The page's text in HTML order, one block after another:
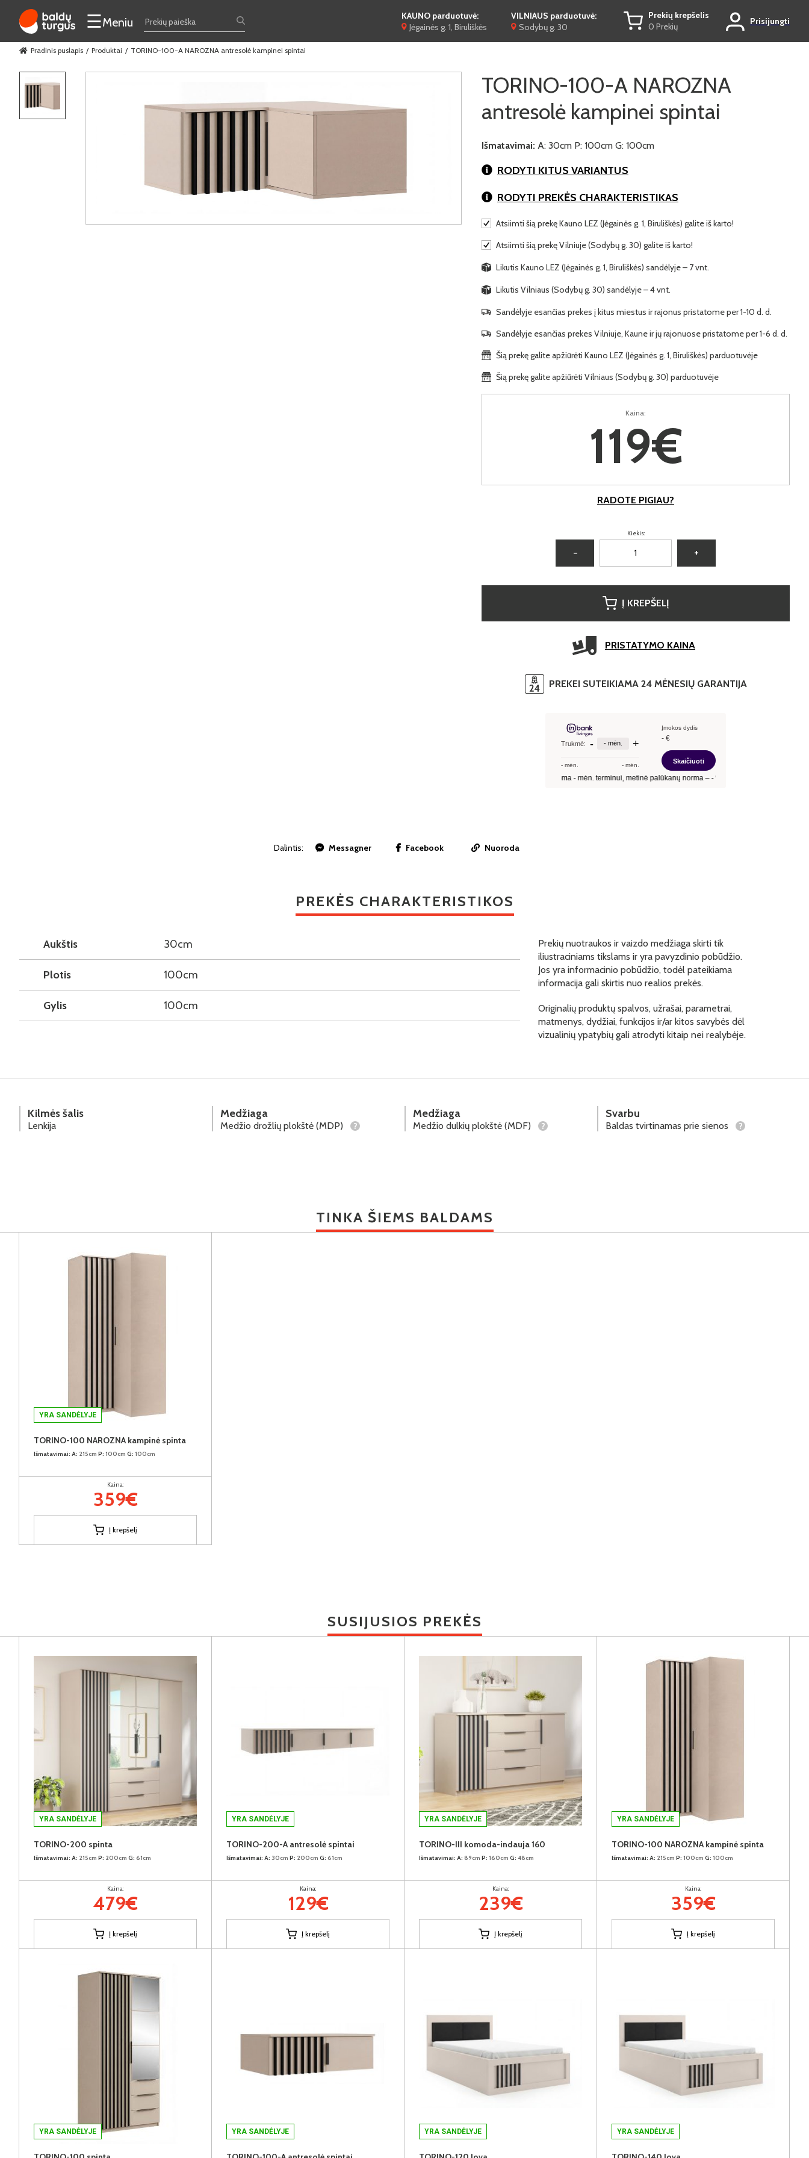
☰Meniu
KAUNO parduotuvė:
Jėgainės g. 1, Biruliškės
VILNIAUS parduotuvė:
Sodybų g. 30
Prekių krepšelis
0 Prekių
Prisijungti
Pradinis puslapis Produktai TORINO-100-A NAROZNA antresolė kampinei spintai
TORINO-100-A NAROZNA
antresolė kampinei spintai
Išmatavimai: A: 30cm P: 100cm G: 100cm
RODYTI KITUS VARIANTUS
RODYTI PREKĖS CHARAKTERISTIKAS
Atsiimti šią prekę Kauno LEZ (Jėgainės g. 1, Biruliškės) galite iš karto!
Atsiimti šią prekę Vilniuje (Sodybų g. 30) galite iš karto!
Likutis Kauno LEZ (Jėgainės g. 1, Biruliškės) sandėlyje – 7 vnt.
Likutis Vilniaus (Sodybų g. 30) sandėlyje – 4 vnt.
Sandėlyje esančias prekes į kitus miestus ir rajonus pristatome per 1-10 d. d.
Sandėlyje esančias prekes Vilniuje, Kaune ir jų rajonuose pristatome per 1-6 d. d.
Šią prekę galite apžiūrėti Kauno LEZ (Jėgainės g. 1, Biruliškės) parduotuvėje
Šią prekę galite apžiūrėti Vilniaus (Sodybų g. 30) parduotuvėje
Kaina:
119€
RADOTE PIGIAU?
Kiekis:
− +
Į KREPŠELĮ
PRISTATYMO KAINA
PREKEI SUTEIKIAMA 24 MĖNESIŲ GARANTIJA
Dalintis: Messagner Facebook Nuoroda
PREKĖS CHARAKTERISTIKOS
Aukštis 30cm
Plotis 100cm
Gylis 100cm
Prekių nuotraukos ir vaizdo medžiaga skirti tik
iliustraciniams tikslams ir yra pavyzdinio pobūdžio.
Jos yra informacinio pobūdžio, todėl pateikiama
informacija gali skirtis nuo realios prekės.
Originalių produktų spalvos, užrašai, parametrai,
matmenys, dydžiai, funkcijos ir/ar kitos savybės dėl
vizualinių ypatybių gali atrodyti kitaip nei realybėje.
Kilmės šalis
Lenkija
Medžiaga
Medžio drožlių plokštė (MDP) ?
Medžiaga
Medžio dulkių plokštė (MDF) ?
Svarbu
Baldas tvirtinamas prie sienos ?
TINKA ŠIEMS BALDAMS
YRA SANDĖLYJE
TORINO-100 NAROZNA kampinė spinta
Išmatavimai: A: 215cm P: 100cm G: 100cm
Kaina:
359€
Į krepšelį
SUSIJUSIOS PREKĖS
YRA SANDĖLYJE
TORINO-200 spinta
Išmatavimai: A: 215cm P: 200cm G: 61cm
Kaina:
479€
Į krepšelį
YRA SANDĖLYJE
TORINO-200-A antresolė spintai
Išmatavimai: A: 30cm P: 200cm G: 61cm
Kaina:
129€
Į krepšelį
YRA SANDĖLYJE
TORINO-III komoda-indauja 160
Išmatavimai: A: 89cm P: 160cm G: 48cm
Kaina:
239€
Į krepšelį
YRA SANDĖLYJE
TORINO-100 NAROZNA kampinė spinta
Išmatavimai: A: 215cm P: 100cm G: 100cm
Kaina:
359€
Į krepšelį
YRA SANDĖLYJE YRA SANDĖLYJE YRA SANDĖLYJE YRA SANDĖLYJE